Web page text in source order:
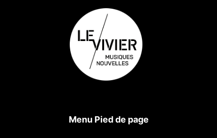
Menu Pied de page